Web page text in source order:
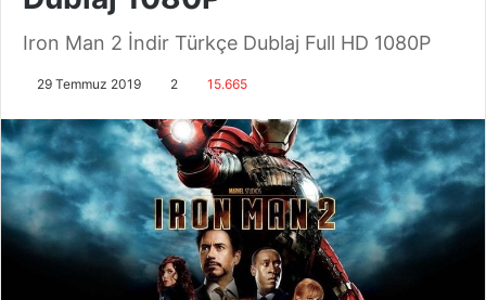
Iron Man 2 İndir Türkçe Dublaj Full HD 1080P
29 Temmuz 2019 2 15.665